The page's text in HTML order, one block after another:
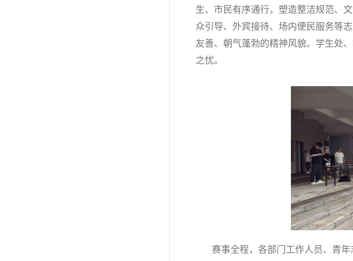
生、市民有序通行，塑造整洁规范、
众引导、外宾接待、场内便民服务等
友善、朝气蓬勃的精神风貌。学生处
之忧。
赛事全程，各部门工作人员、青